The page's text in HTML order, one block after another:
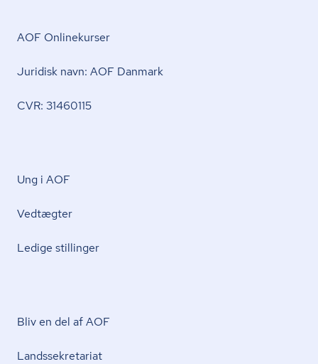
AOF Onlinekurser
Juridisk navn: AOF Danmark
CVR: 31460115
Ung i AOF
Vedtægter
Ledige stillinger
Bliv en del af AOF
Lands­se­kre­ta­ri­at